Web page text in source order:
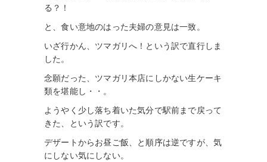
る？！
と、食い意地のはった夫婦の意見は一致。
いざ行かん、ツマガリへ！という訳で直行しま
した。
念願だった、ツマガリ本店にしかない生ケーキ
類を堪能し・・。
ようやく少し落ち着いた気分で駅前まで戻って
きた、という訳です。
デザートからお昼ご飯、と順序は逆ですが、気
にしない気にしない。